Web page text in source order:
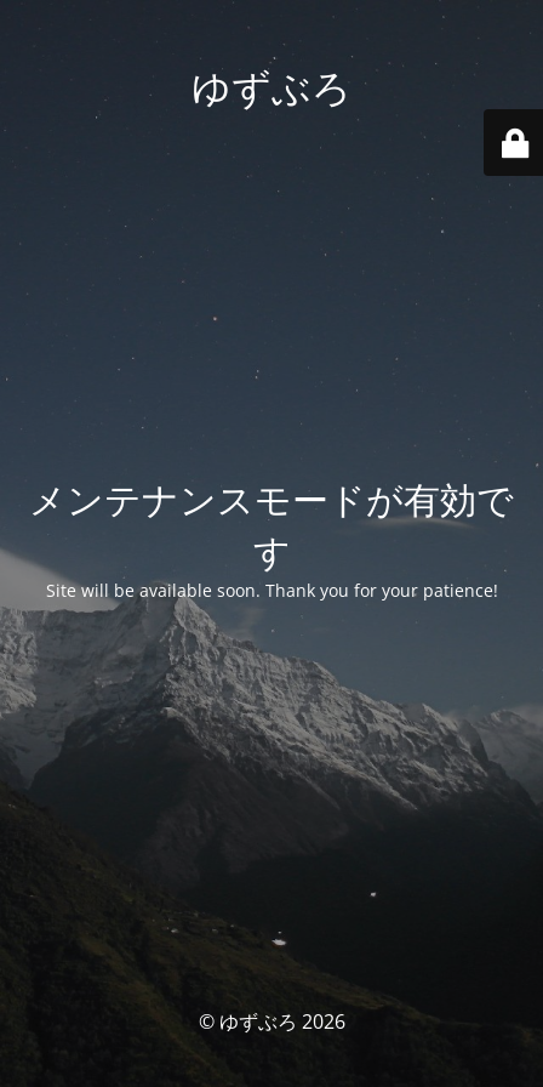
ゆずぶろ
メンテナンスモードが有効で
す
Site will be available soon. Thank you for your patience!
© ゆずぶろ 2026